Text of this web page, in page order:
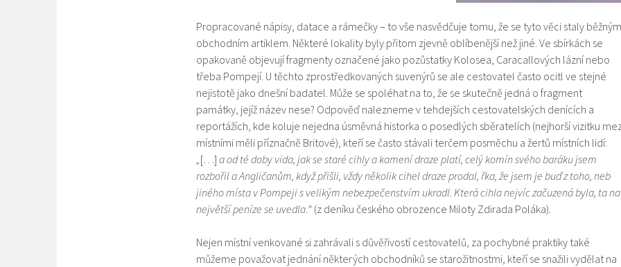
Propracované nápisy, datace a rámečky – to vše nasvědčuje tomu, že se tyto věci staly běžným
obchodním artiklem. Některé lokality byly přitom zjevně oblíbenější než jiné. Ve sbírkách se
opakovaně objevují fragmenty označené jako pozůstatky Kolosea, Caracallových lázní nebo
třeba Pompejí. U těchto zprostředkovaných suvenýrů se ale cestovatel často ocitl ve stejné
nejistotě jako dnešní badatel. Může se spoléhat na to, že se skutečně jedná o fragment
památky, jejíž název nese? Odpověď nalezneme v tehdejších cestovatelských denících a
reportážích, kde koluje nejedna úsměvná historka o posedlých sběratelích (nejhorší vizitku
místními měli příznačně Britové), kteří se často stávali terčem posměchu a žertů místních lidí:
[…] a od té doby vida, jak se staré cihly a kamení draze platí, celý komín svého baráku jsem
rozbořil a Angličanům, když přišli, vždy několik cihel draze prodal, řka, že jsem je buď z toho, neb
jiného místa v Pompeji s velikým nebezpečenstvím ukradl. Která cihla nejvíc začuzená byla, ta na
největší peníze se uvedla “ (z deníku českého obrozence Miloty Zdirada Poláka).
Nejen místní venkované si zahrávali s důvěřivostí cestovatelů, za pochybné praktiky také
můžeme považovat jednání některých obchodníků se starožitnostmi, kteří se snažili vydělat na